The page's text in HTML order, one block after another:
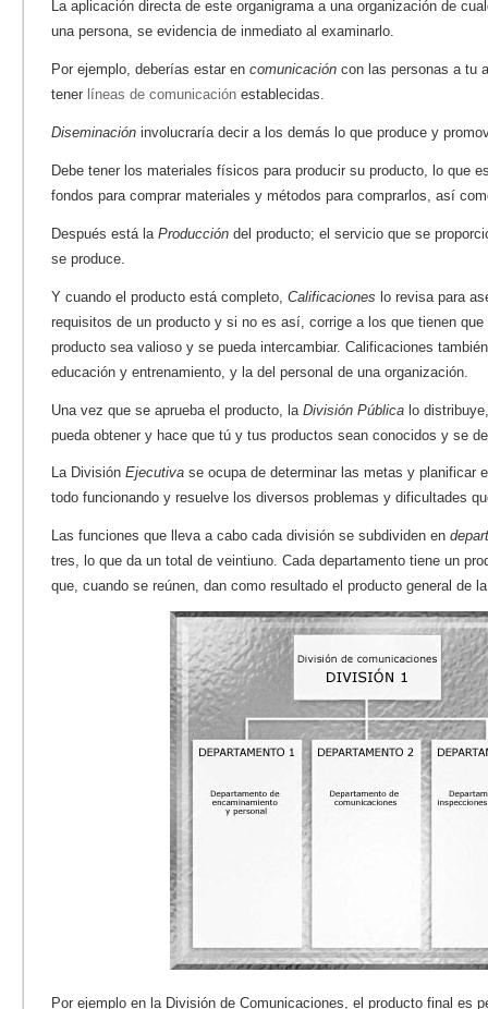
La aplicación directa de este organigrama a una organización de
una persona, se evidencia de inmediato al examinarlo.
Por ejemplo, deberías estar en comunicación con las personas a tu
tener líneas de comunicación establecidas.
Diseminación involucraría decir a los demás lo que produce y
Debe tener los materiales físicos para producir su producto, lo que
fondos para comprar materiales y métodos para comprarlos, así
Después está la Producción del producto; el servicio que se
se produce.
Y cuando el producto está completo, Calificaciones lo revisa para
requisitos de un producto y si no es así, corrige a los que tienen
producto sea valioso y se pueda intercambiar. Calificaciones
educación y entrenamiento, y la del personal de una organización.
Una vez que se aprueba el producto, la División Pública lo
pueda obtener y hace que tú y tus productos sean conocidos y se
La División Ejecutiva se ocupa de determinar las metas y planificar
todo funcionando y resuelve los diversos problemas y dificultades
Las funciones que lleva a cabo cada división se subdividen en
tres, lo que da un total de veintiuno. Cada departamento tiene un
que, cuando se reúnen, dan como resultado el producto general de
Por ejemplo en la División de Comunicaciones, el producto final es